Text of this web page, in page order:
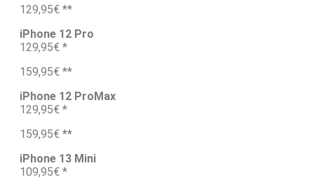
129,95€ **
iPhone 12 Pro
129,95€ *
159,95€ **
iPhone 12 ProMax
129,95€ *
159,95€ **
iPhone 13 Mini
109,95€ *